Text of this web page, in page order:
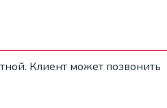
Клиент может позвонить